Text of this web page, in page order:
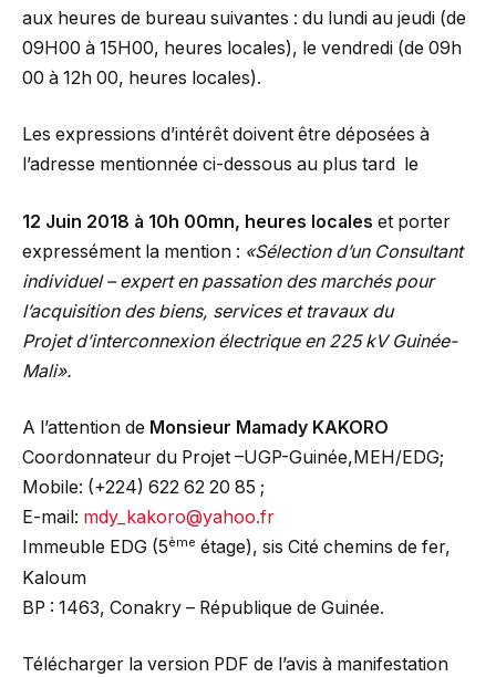
aux heures de bureau suivantes : du lundi au jeudi (de
09H00 à 15H00, heures locales), le vendredi (de 09h
00 à 12h 00, heures locales).
Les expressions d’intérêt doivent être déposées à
l’adresse mentionnée ci-dessous au plus tard le
12 Juin 2018 à 10h 00mn, heures locales et porter
expressément la mention : «Sélection d’un Consultant
individuel – expert en passation des marchés pour
l’acquisition des biens, services et travaux du
Projet d’interconnexion électrique en 225 kV Guinée-
Mali».
A l’attention de Monsieur Mamady KAKORO
Coordonnateur du Projet –UGP-Guinée,MEH/EDG;
Mobile: (+224) 622 62 20 85 ;
E-mail: mdy_kakoro@yahoo.fr
Immeuble EDG (5ème étage), sis Cité chemins de fer,
Kaloum
BP : 1463, Conakry – République de Guinée.
Télécharger la version PDF de l’avis à manifestation